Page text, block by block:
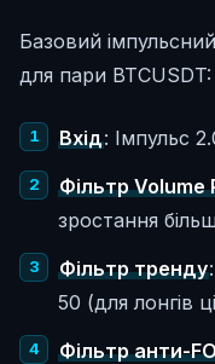
Базовий
для пари BTCUSDT:
Вхід: Імпульс
Фільтр Volume
зростання
Фільтр тренду
50 (для лонгів
Фільтр анти-